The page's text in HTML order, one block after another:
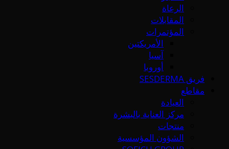
الرعاة
المقابلات
المؤتمرات
الأمريكتين
آسيا
أوروبا
فريق SESDERMA
مقاطع
العيادة
مركز العناية بالبشرة
منتجات
الشؤون المؤسسية